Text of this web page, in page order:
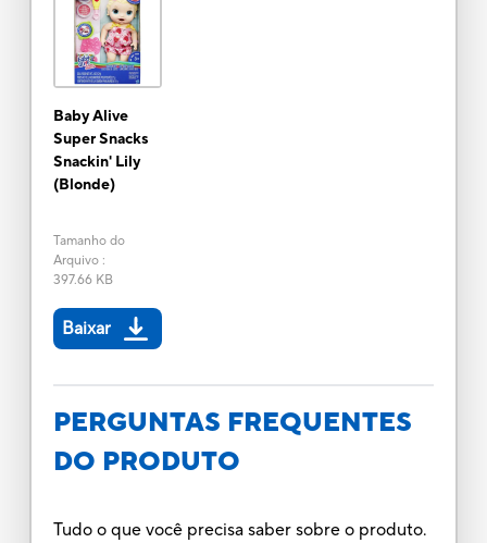
Baby Alive
Super Snacks
Snackin' Lily
(Blonde)
Tamanho do
Arquivo:
397.66 KB
Baixar
PERGUNTAS FREQUENTES
DO PRODUTO
Tudo o que você precisa saber sobre o produto.